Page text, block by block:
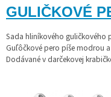
GULIČKOVÉ
Sada hliníkového guličkového
Guľôčkové pero píše modrou
Dodávané v darčekovej